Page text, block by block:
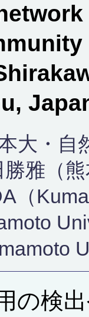
大・自
雅（
（
の検